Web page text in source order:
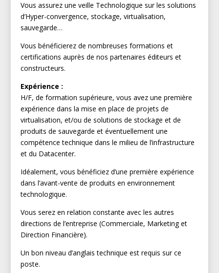
Vous assurez une veille Technologique sur les solutions
d’Hyper-convergence, stockage, virtualisation,
sauvegarde…
Vous bénéficierez de nombreuses formations et
certifications auprès de nos partenaires éditeurs et
constructeurs.
Expérience :
H/F, de formation supérieure, vous avez une première
expérience dans la mise en place de projets de
virtualisation, et/ou de solutions de stockage et de
produits de sauvegarde et éventuellement une
compétence technique dans le milieu de l’infrastructure
et du Datacenter.
Idéalement, vous bénéficiez d’une première expérience
dans l’avant-vente de produits en environnement
technologique.
Vous serez en relation constante avec les autres
directions de l’entreprise (Commerciale, Marketing et
Direction Financière).
Un bon niveau d’anglais technique est requis sur ce
poste.